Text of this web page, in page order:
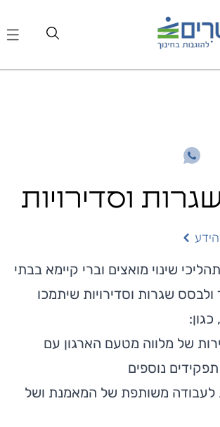
וסדירויות
שינוי מואצים וברי קיימא בבתי
שגרות וסדירויות שיתמכו
של מלווה מטעם הארגון עם
נוספים
לעבודה משותפת של המאמנת ושל